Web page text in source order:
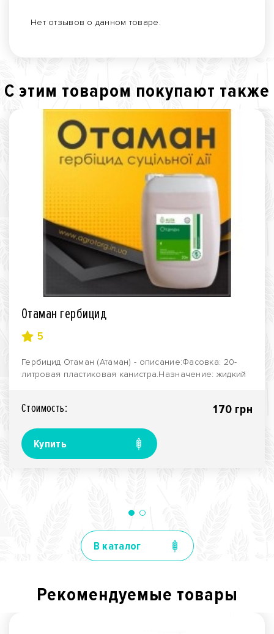
Нет отзывов о данном товаре.
С этим товаром покупают также
Отаман гербицид
5
Гербицид Отаман (Атаман) - описание:Фасовка: 20-
литровая пластиковая канистра.Назначение: жидкий
Стоимость: 170 грн
Купить
В каталог
Рекомендуемые товары